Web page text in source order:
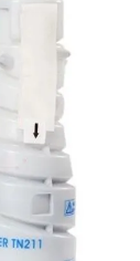
8938-415 / TN-
permet
pour bien
produits de la